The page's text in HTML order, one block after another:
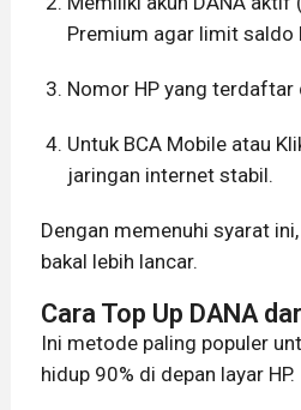
Premium agar limit saldo
Nomor HP yang terdaftar
Untuk BCA Mobile atau
jaringan internet stabil.
Dengan memenuhi syarat
bakal lebih lancar.
Cara Top Up DANA
Ini metode paling populer
hidup 90% di depan layar HP.